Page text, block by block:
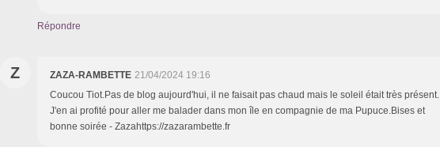
Répondre
Z ZAZA-RAMBETTE 21/04/2024 19:16
Coucou Tiot.Pas de blog aujourd'hui, il ne faisait pas chaud mais le soleil était très présent.
J'en ai profité pour aller me balader dans mon île en compagnie de ma Pupuce.Bises et
bonne soirée - Zazahttps://zazarambette.fr